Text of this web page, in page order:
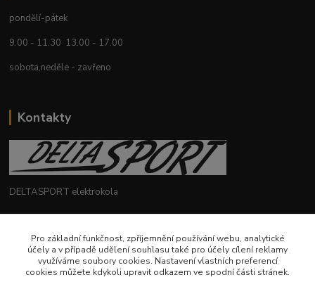
pondělí-pátek
9.00 - 11.30 13.00 - 17.00
sobota,neděle - zavřeno
Kontakty
DELTASPORT elektrokola
deltasport@seznam.cz
Pro základní funkčnost, zpříjemnění používání webu, analytické
účely a v případě udělení souhlasu také pro účely cílení reklamy
využíváme soubory cookies. Nastavení vlastních preferencí
cookies můžete kdykoli upravit odkazem ve spodní části stránek.